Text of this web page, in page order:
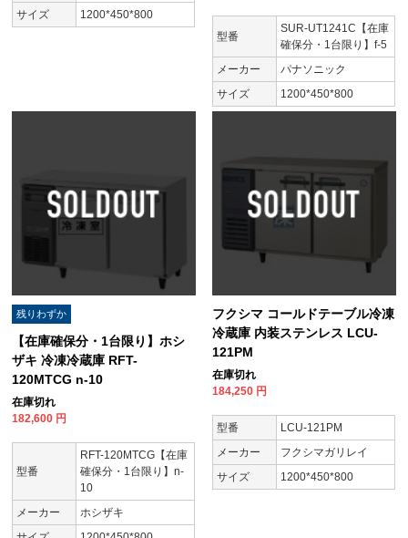
サイズ
1200*450*800
型番
SUR-UT1241C【在庫
確保分・1台限り】f-5
メーカー
パナソニック
サイズ
1200*450*800
残りわずか
【在庫確保分・1台限り】ホシ
ザキ 冷凍冷蔵庫 RFT-
120MTCG n-10
在庫切れ
182,600 円
型番
RFT-120MTCG【在庫
確保分・1台限り】n-
10
メーカー
ホシザキ
フクシマ コールドテーブル冷凍
冷蔵庫 内装ステンレス LCU-
121PM
在庫切れ
184,250 円
型番
LCU-121PM
メーカー
フクシマガリレイ
サイズ
1200*450*800